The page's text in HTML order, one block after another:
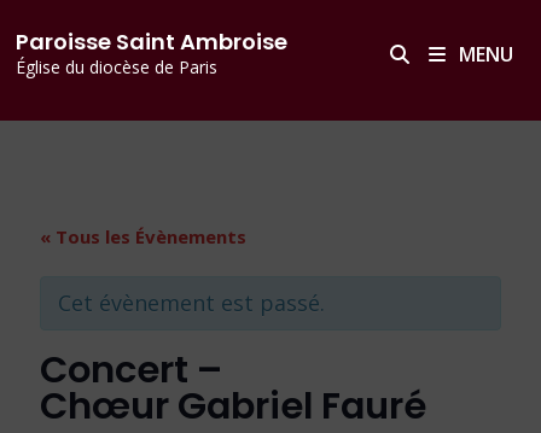
principal
au
contenu
Paroisse Saint Ambroise
Église du diocèse de Paris MENU
« Tous les Évènements
Cet évènement est passé.
Concert –
Chœur Gabriel Fauré